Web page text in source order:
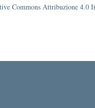
Commons Attribuzione 4.0